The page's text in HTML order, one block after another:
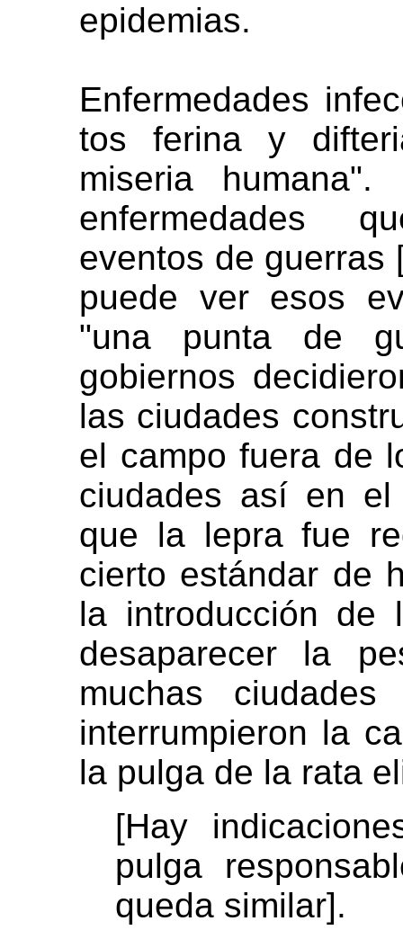
epidemias.
Enfermedades
tos ferina y
miseria
enfermedades
eventos de guerras
puede ver esos
"una punta de
gobiernos
las ciudades
el campo fuera de
ciudades así en
que la lepra fue
cierto estándar de
la introducción de
desaparecer la
muchas ciudades
interrumpieron la
la pulga de la rata
[Hay
pulga
queda similar].